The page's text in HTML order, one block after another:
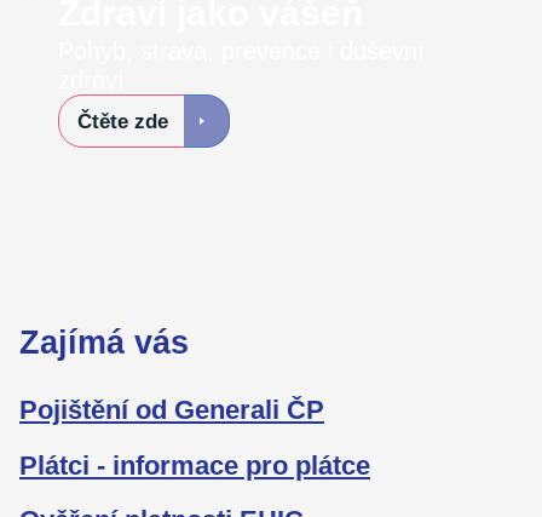
Čtěte zde
Zajímá vás
Pojištění od Generali ČP
Plátci - informace pro plátce